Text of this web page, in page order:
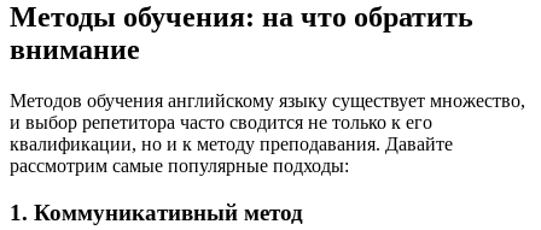
Методы обучения: на что обратить
внимание
Методов обучения английскому языку существует множество,
и выбор репетитора часто сводится не только к его
квалификации, но и к методу преподавания. Давайте
рассмотрим самые популярные подходы:
1. Коммуникативный метод